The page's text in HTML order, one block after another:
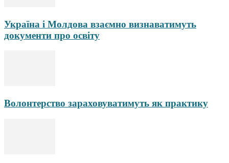
Україна і Молдова взаємно визнаватимуть
документи про освіту
Волонтерство зараховуватимуть як практику